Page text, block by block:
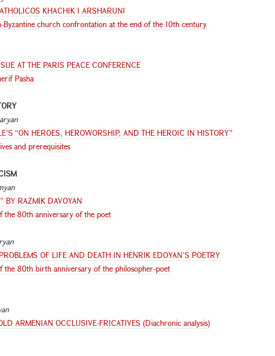
KHACHIK I ARSHARUNI
Byzantine church confrontation at the end of the 10th century
AT THE PARIS PEACE CONFERENCE
Pasha
“ON HEROES, HEROWORSHIP, AND THE HEROIC IN HISTORY”
and prerequisites
BY RAZMIK DAVOYAN
the 80th anniversary of the poet
OF LIFE AND DEATH IN HENRIK EDOYAN’S POETRY
the 80th birth anniversary of the philosopher-poet
ARMENIAN OCCLUSIVE-FRICATIVES (Diachronic analysis)